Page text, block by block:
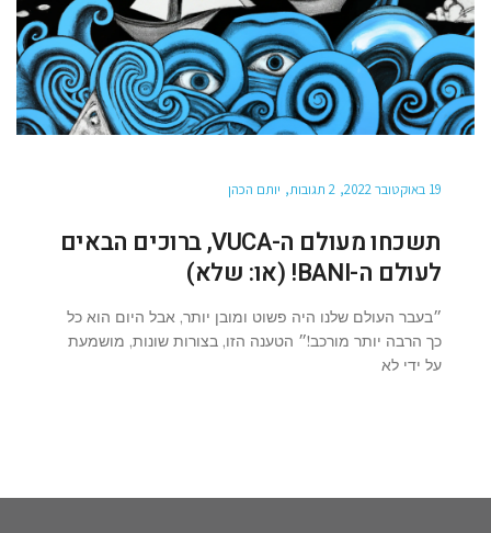
19 באוקטובר 2022 2 תגובות יותם הכהן
תשכחו מעולם ה-VUCA, ברוכים הבאים
לעולם ה-BANI! (או: שלא)
״בעבר העולם שלנו היה פשוט ומובן יותר, אבל היום הוא כל
כך הרבה יותר מורכב!״ הטענה הזו, בצורות שונות, מושמעת
על ידי לא